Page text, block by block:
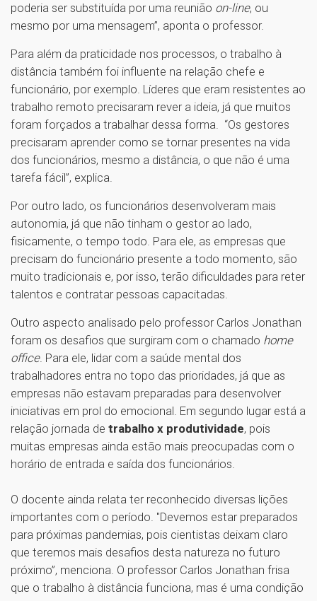
poderia ser substituída por uma reunião on-line, ou
mesmo por uma mensagem”, aponta o professor.
Para além da praticidade nos processos, o trabalho à
distância também foi influente na relação chefe e
funcionário, por exemplo. Líderes que eram resistentes ao
trabalho remoto precisaram rever a ideia, já que muitos
foram forçados a trabalhar dessa forma. “Os gestores
precisaram aprender como se tornar presentes na vida
dos funcionários, mesmo a distância, o que não é uma
tarefa fácil”, explica.
Por outro lado, os funcionários desenvolveram mais
autonomia, já que não tinham o gestor ao lado,
fisicamente, o tempo todo. Para ele, as empresas que
precisam do funcionário presente a todo momento, são
muito tradicionais e, por isso, terão dificuldades para reter
talentos e contratar pessoas capacitadas.
Outro aspecto analisado pelo professor Carlos Jonathan
foram os desafios que surgiram com o chamado home
office. Para ele, lidar com a saúde mental dos
trabalhadores entra no topo das prioridades, já que as
empresas não estavam preparadas para desenvolver
iniciativas em prol do emocional. Em segundo lugar está a
relação jornada de trabalho x produtividade, pois
muitas empresas ainda estão mais preocupadas com o
horário de entrada e saída dos funcionários.
O docente ainda relata ter reconhecido diversas lições
importantes com o período. "Devemos estar preparados
para próximas pandemias, pois cientistas deixam claro
que teremos mais desafios desta natureza no futuro
próximo”, menciona. O professor Carlos Jonathan frisa
que o trabalho à distância funciona, mas é uma condição